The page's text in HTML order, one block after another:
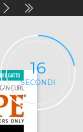
16
SECONDI